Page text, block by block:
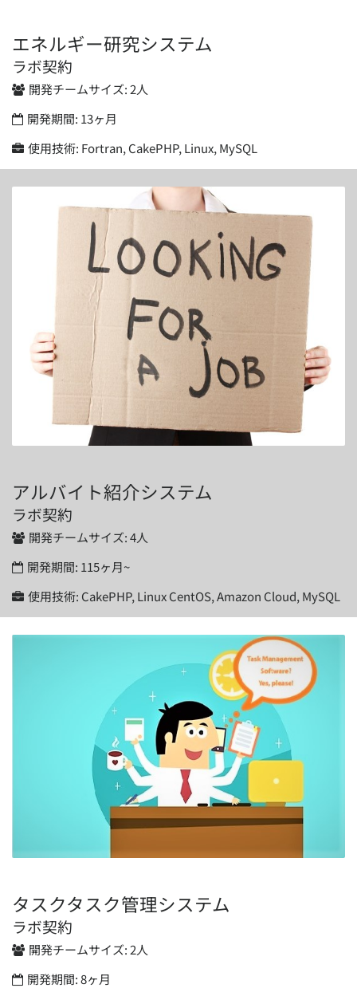
エネルギー研究システム
ラボ契約
開発チームサイズ:2人
開発期間: 13ヶ月
使用技術: Fortran, CakePHP, Linux, MySQL
アルバイト紹介システム
ラボ契約
開発チームサイズ:4人
開発期間: 115ヶ月~
使用技術: CakePHP, Linux CentOS, Amazon Cloud, MySQL
タスクタスク管理システム
ラボ契約
開発チームサイズ:2人
開発期間:8ヶ月